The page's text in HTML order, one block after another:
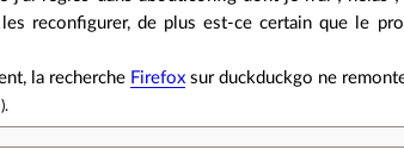
reconfigurer, de plus est-ce certain que le
la recherche Firefox sur duckduckgo ne
).